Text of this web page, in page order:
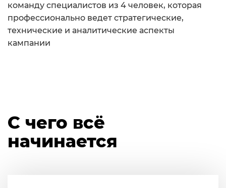
команду специалистов из 4 человек, которая
профессионально ведет стратегические,
технические и аналитические аспекты
кампании
С чего всё
начинается